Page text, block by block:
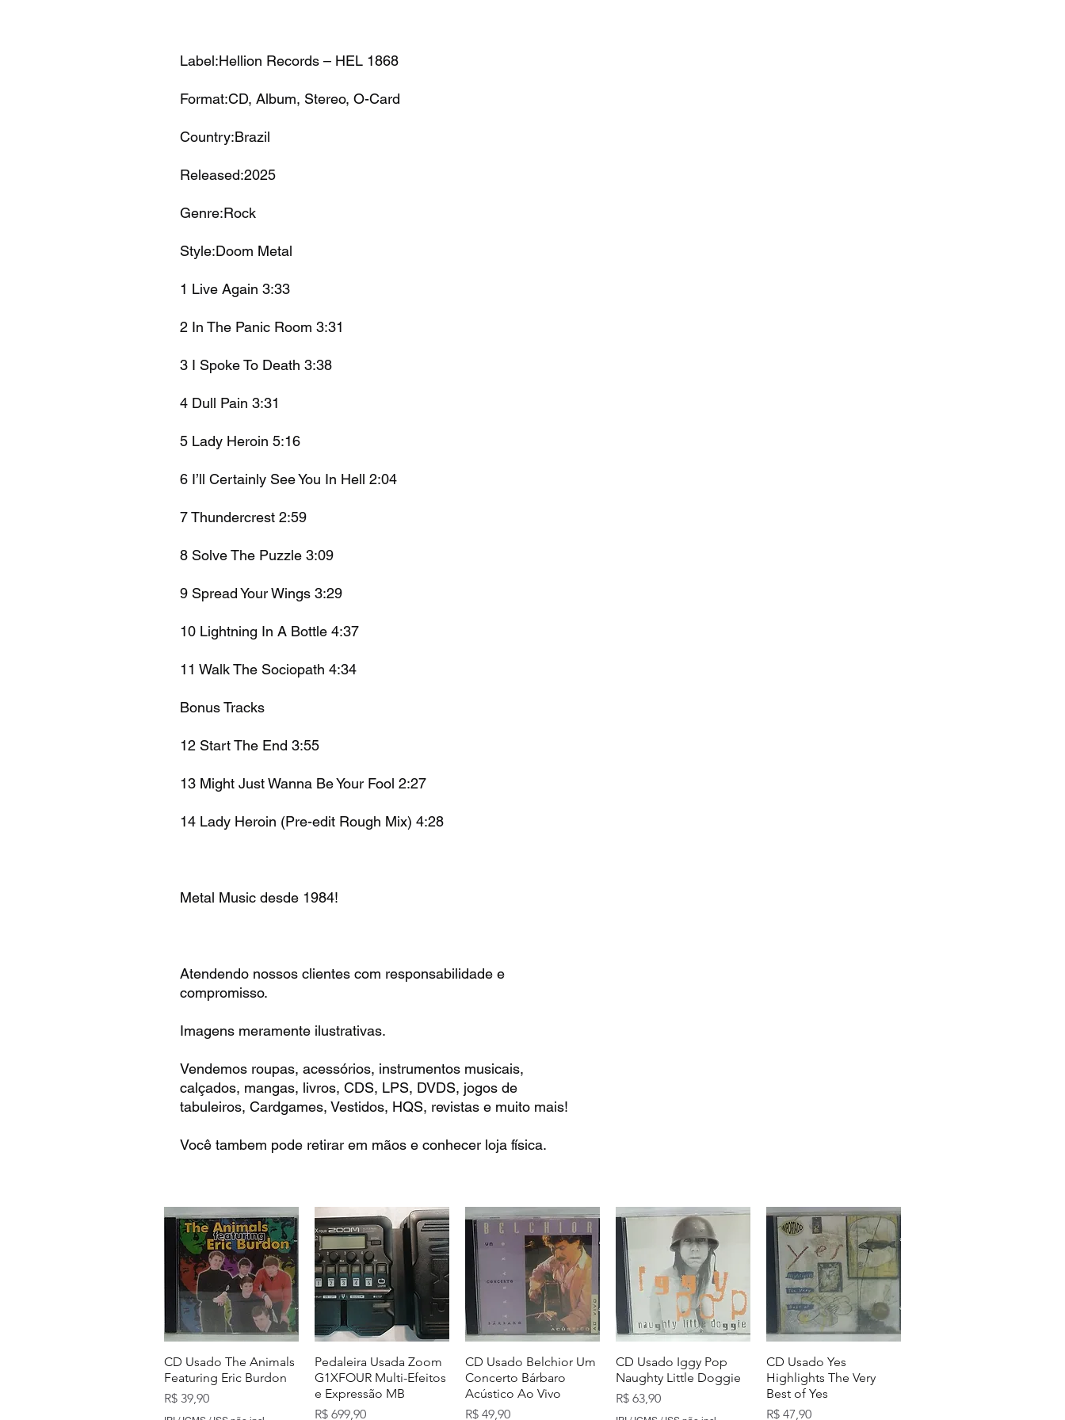
Label:Hellion Records – HEL 1868
Format:CD, Album, Stereo, O-Card
Country:Brazil
Released:2025
Genre:Rock
Style:Doom Metal
1 Live Again 3:33
2 In The Panic Room 3:31
3 I Spoke To Death 3:38
4 Dull Pain 3:31
5 Lady Heroin 5:16
6 I’ll Certainly See You In Hell 2:04
7Thundercrest 2:59
8 Solve The Puzzle 3:09
9 Spread Your Wings 3:29
10 Lightning In A Bottle 4:37
11 Walk The Sociopath 4:34
Bonus Tracks
12 Start The End 3:55
13 Might Just Wanna Be Your Fool 2:27
14 Lady Heroin (Pre-edit Rough Mix) 4:28
Metal Music desde 1984!
Atendendo nossos clientes com responsabilidade e
compromisso.
Imagens meramente ilustrativas.
Vendemos roupas, acessórios, instrumentos musicais,
calçados, mangas, livros, CDS, LPS, DVDS, jogos de
tabuleiros, Cardgames, Vestidos, HQS, revistas e muito mais!
Você tambem pode retirar em mãos e conhecer loja física.
CD Usado The Animals
Featuring Eric Burdon
Preço
R$ 39,90
Pedaleira Usada Zoom
G1XFOUR Multi-Efeitos
e Expressão MB
Preço
R$ 699,90
CD Usado Belchior Um
Concerto Bárbaro
Acústico Ao Vivo
Preço
R$ 49,90
CD Usado Iggy Pop
Naughty Little Doggie
Preço
R$ 63,90
CD Usado Yes
Highlights The Very
Best of Yes
Preço
R$ 47,90